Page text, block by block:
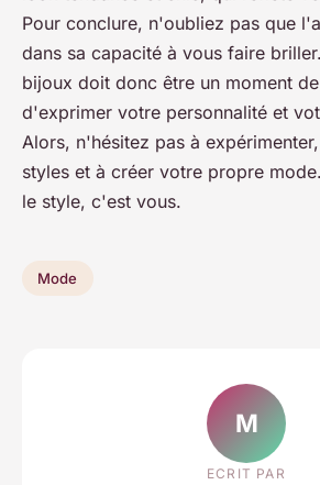
Pour conclure, n'oubliez pas que
dans sa capacité à vous faire
bijoux doit donc être un moment
d'exprimer votre personnalité et
Alors, n'hésitez pas à
styles et à créer votre propre
le style, c'est vous.
Mode
M
ECRIT PAR